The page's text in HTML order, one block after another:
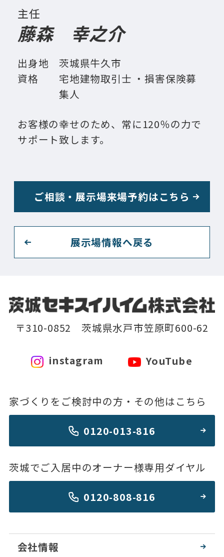
主任
藤森 幸之介
出身地
茨城県牛久市
資格
宅地建物取引士 ・損害保険募
集人
お客様の幸せのため、常に120％の力で
サポート致します。
ご相談・展示場来場予約はこちら
展示場情報へ戻る
〒310-0852 茨城県水戸市笠原町600-62
instagram YouTube
家づくりをご検討中の方・その他はこちら
0120-013-816
茨城でご入居中のオーナー様専用ダイヤル
0120-808-816
会社情報